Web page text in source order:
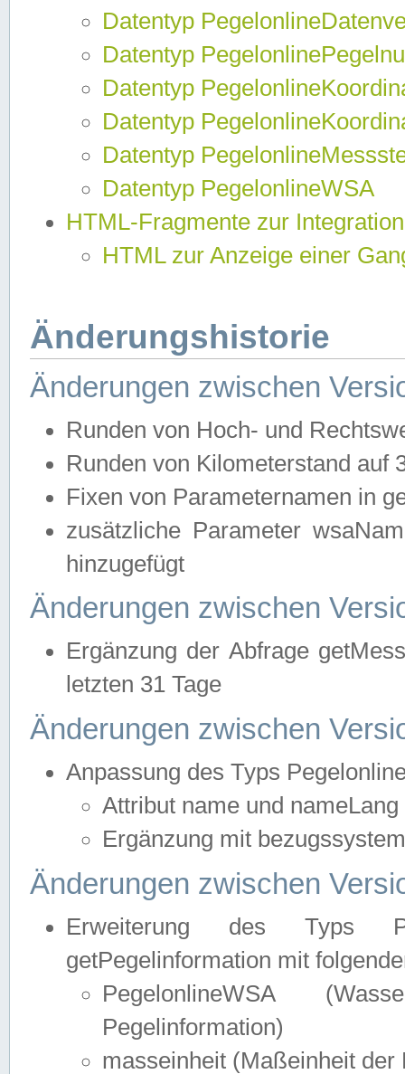
Datentyp
Datentyp
Datentyp
Datentyp
Datentyp
Datentyp PegelonlineWSA
HTML-Fragmente zur
HTML zur Anzeige einer
Änderungshistorie
Änderungen zwischen
Runden von Hoch- und
Runden von Kilometerstand auf
Fixen von Parameternamen in
zusätzliche Parameter
hinzugefügt
Änderungen zwischen
Ergänzung der Abfrage
letzten 31 Tage
Änderungen zwischen
Anpassung des Typs
Attribut name und
Ergänzung mit
Änderungen zwischen
Erweiterung des Typs
getPegelinformation mit
PegelonlineWSA
Pegelinformation)
masseinheit (Maßeinheit der